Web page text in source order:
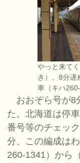
やっと来て
き）。8分遅
車（キハ260-
おおぞら号が8
た。北海道は停
番号等のチェッ
分、この編成は
260-1341）から